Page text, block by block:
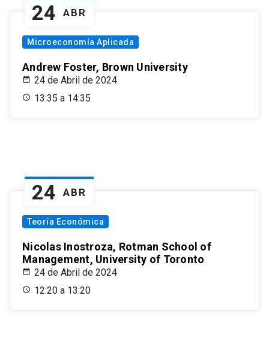
24 ABR
Microeconomía Aplicada
Andrew Foster, Brown University
24 de Abril de 2024
13:35 a 14:35
24 ABR
Teoría Económica
Nicolas Inostroza, Rotman School of
Management, University of Toronto
24 de Abril de 2024
12:20 a 13:20